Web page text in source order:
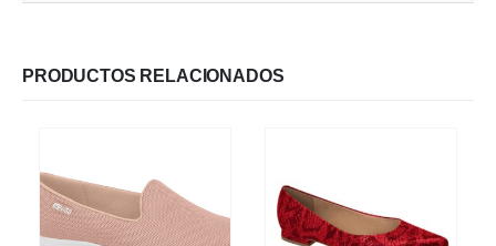
PRODUCTOS RELACIONADOS